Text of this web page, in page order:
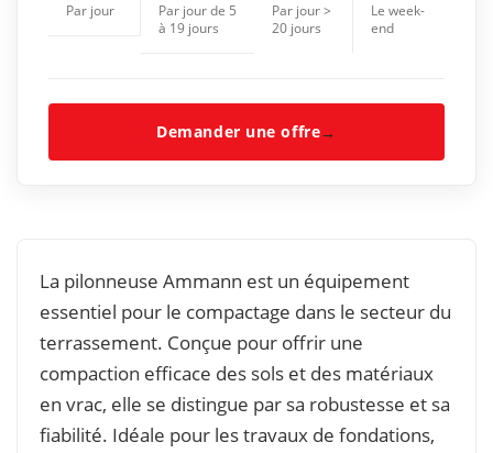
Par jour
Par jour de 5
à 19 jours
Par jour >
20 jours
Le week-
end
Demander une offre→
La pilonneuse Ammann est un équipement
essentiel pour le compactage dans le secteur du
terrassement. Conçue pour offrir une
compaction efficace des sols et des matériaux
en vrac, elle se distingue par sa robustesse et sa
fiabilité. Idéale pour les travaux de fondations,